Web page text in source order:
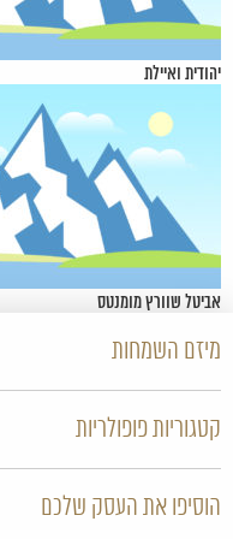
יהודית ואיילת
אביטל שוורץ מומנטס
מיזם השמחות
קטגוריות פופולריות
הוסיפו את העסק שלכם